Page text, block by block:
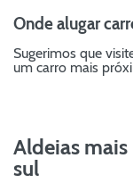
Onde alugar
Sugerimos que
um carro mais
Aldeias
sul